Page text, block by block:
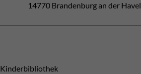
14770 Brandenburg an der Havel
Kinderbibliothek